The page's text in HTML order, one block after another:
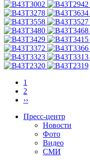
1
2
››
Пресс-центр
Новости
Фото
Видео
СМИ